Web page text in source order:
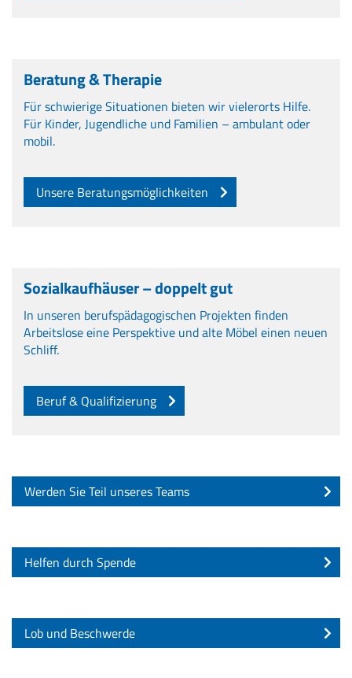
Beratung & Therapie
Für schwierige Situationen bieten wir vielerorts Hilfe.
Für Kinder, Jugendliche und Familien – ambulant oder
mobil.
Unsere Beratungsmöglichkeiten
Sozialkaufhäuser – doppelt gut
In unseren berufspädagogischen Projekten finden
Arbeitslose eine Perspektive und alte Möbel einen neuen
Schliff.
Beruf & Qualifizierung
Werden Sie Teil unseres Teams
Helfen durch Spende
Lob und Beschwerde